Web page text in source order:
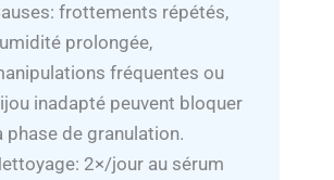
frottements répétés,
prolongée,
fréquentes ou
inadapté peuvent bloquer
phase de granulation.
2×/jour au sérum